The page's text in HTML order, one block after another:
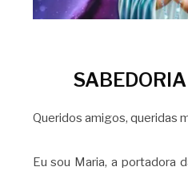
Queridos amigos, queridas
Eu sou Maria, a portadora